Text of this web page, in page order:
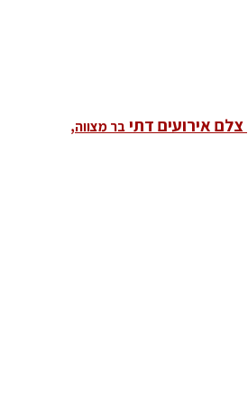
אירועים דתיבר מצווה,